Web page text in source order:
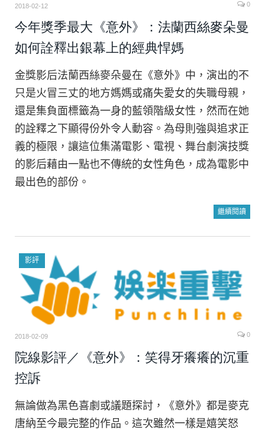
2018-02-12 0
今年獎季最大《意外》：法蘭西絲麥朵曼
如何詮釋出銀幕上的經典悍媽
金獎影后法蘭西絲麥朵曼在《意外》中，演出的不
只是火冒三丈的地方媽媽或痛失愛女的失職母親，
還是集負面標籤為一身的藍領階級女性，然而在她
的詮釋之下顯得份外令人動容。為母則強與追求正
義的極限，讓這位集滿電影、電視、舞台劇演技獎
的影后藉由一點也不傳統的女性角色，成為電影中
最出色的部份。
繼續閱讀
影評
2018-02-09 0
院線影評／《意外》：笑得牙癢癢的沉重
控訴
無論做為黑色喜劇或議題探討，《意外》都是麥克
唐納至今最完整的作品。這次雖然一樣是嬉笑怒